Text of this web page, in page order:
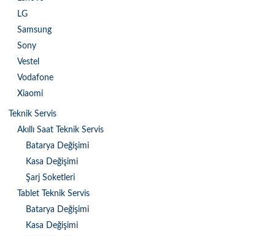
LG
Samsung
Sony
Vestel
Vodafone
Xiaomi
Teknik Servis
Akıllı Saat Teknik Servis
Batarya Değişimi
Kasa Değişimi
Şarj Soketleri
Tablet Teknik Servis
Batarya Değişimi
Kasa Değişimi